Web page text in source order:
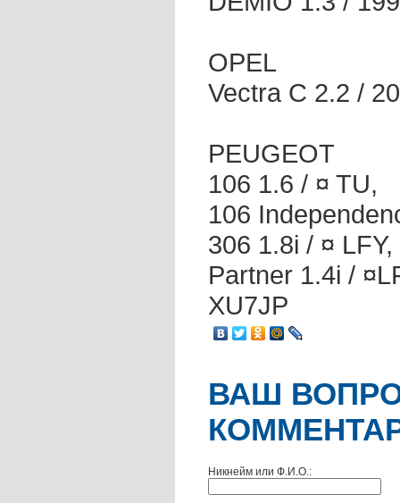
OPEL
Vectra C 2.2 /
PEUGEOT
106 1.6 / ¤ TU,
106
306 1.8i / ¤ LFY,
Partner 1.4i /
XU7JP
ВАШ
Никнейм или Ф.И.О.: